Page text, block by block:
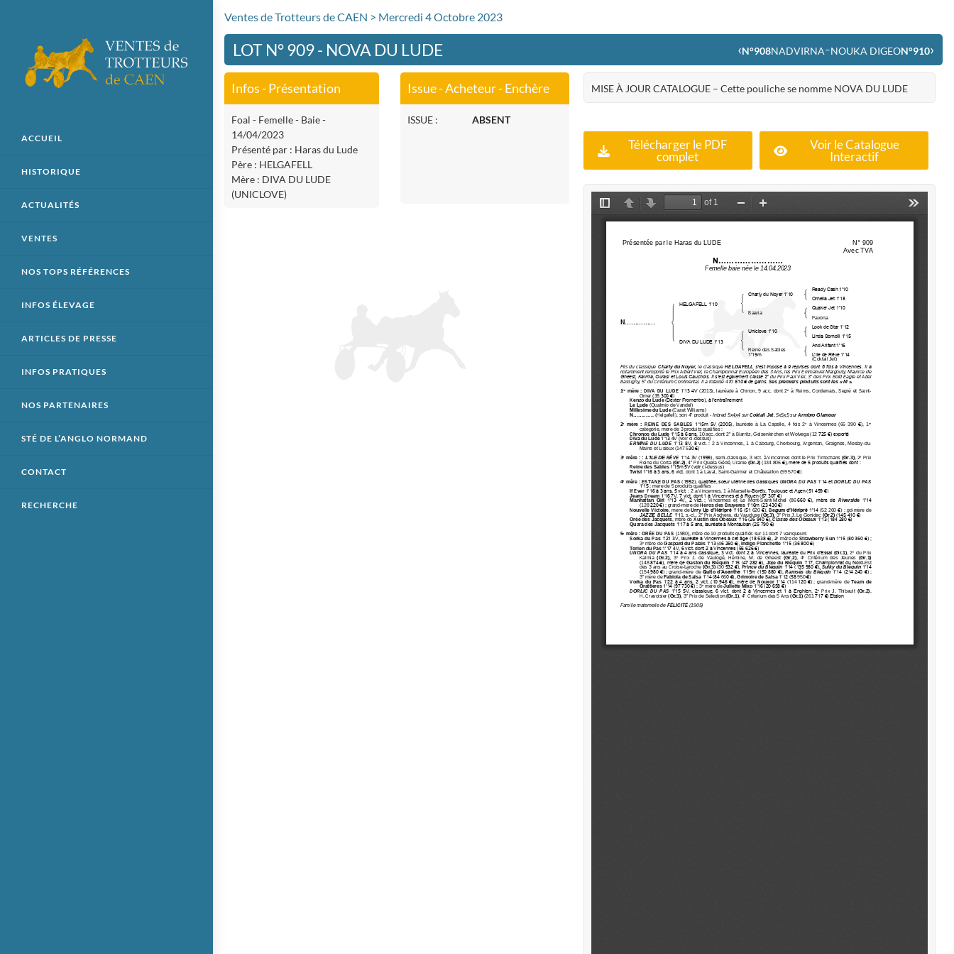
ACCUEIL
HISTORIQUE
ACTUALITÉS
VENTES
NOS TOPS RÉFÉRENCES
INFOS ÉLEVAGE
ARTICLES DE PRESSE
INFOS PRATIQUES
NOS PARTENAIRES
STÉ DE L’ANGLO NORMAND
CONTACT
RECHERCHE
Ventes de Trotteurs de CAEN > Mercredi 4 Octobre 2023
LOT N° 909 - NOVA DU LUDE ‹N°908NADVIRNA–NOUKA DIGEON°910›
Infos - Présentation
Foal - Femelle - Baie -
14/04/2023
Présenté par : Haras du Lude
Père : HELGAFELL
Mère : DIVA DU LUDE
(UNICLOVE)
Issue - Acheteur - Enchère
ISSUE : ABSENT
MISE À JOUR CATALOGUE – Cette pouliche se nomme NOVA DU LUDE
Télécharger le PDF
complet
Voir le Catalogue
Interactif